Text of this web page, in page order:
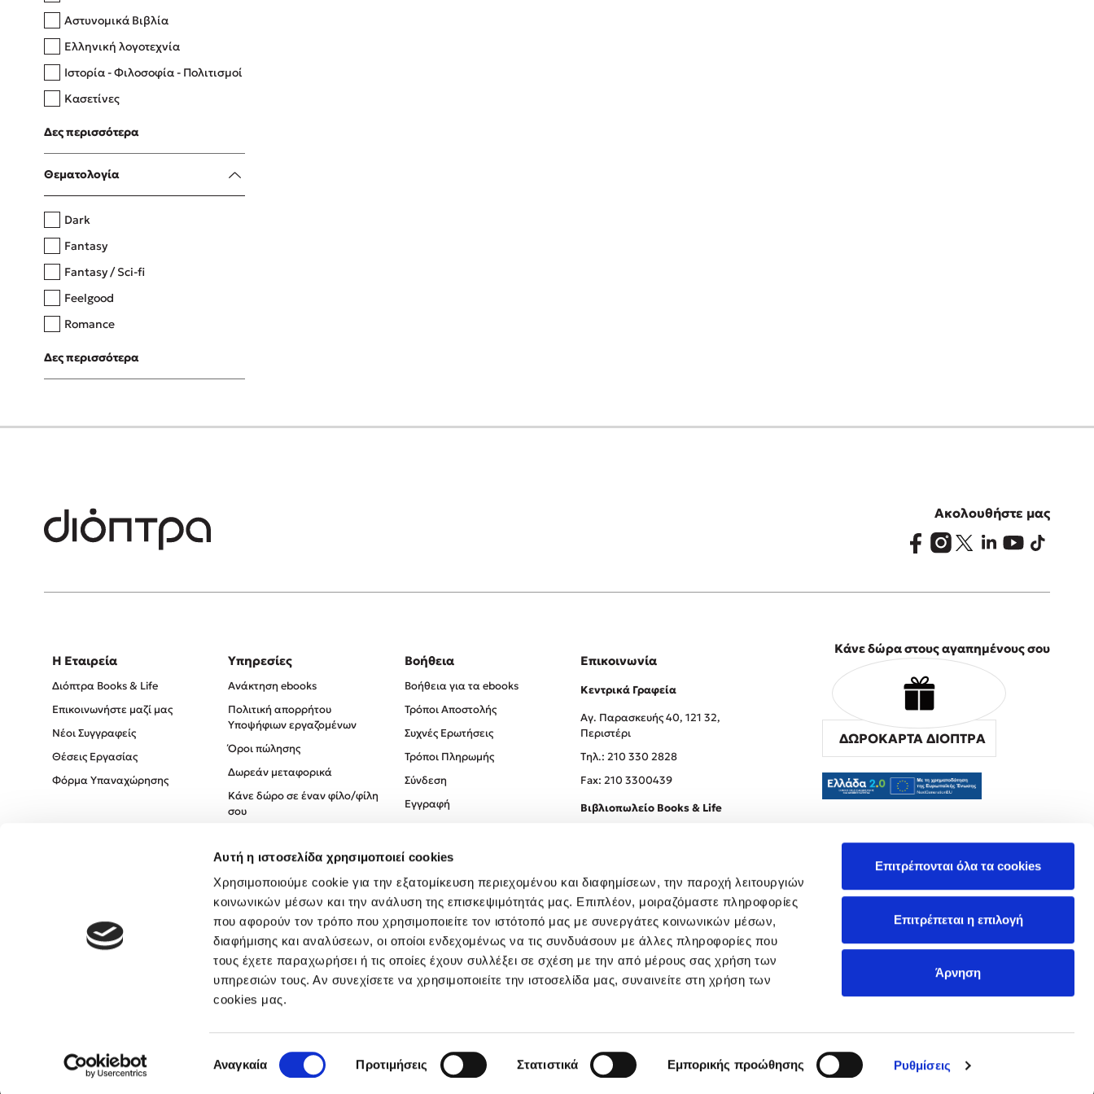
Αυτή η ιστοσελίδα χρησιμοποιεί cookies
Χρησιμοποιούμε cookie για την εξατομίκευση περιεχομένου και διαφημίσεων, την παροχή λειτουργιών
κοινωνικών μέσων και την ανάλυση της επισκεψιμότητάς μας. Επιπλέον, μοιραζόμαστε πληροφορίες
που αφορούν τον τρόπο που χρησιμοποιείτε τον ιστότοπό μας με συνεργάτες κοινωνικών μέσων,
διαφήμισης και αναλύσεων, οι οποίοι ενδεχομένως να τις συνδυάσουν με άλλες πληροφορίες που
τους έχετε παραχωρήσει ή τις οποίες έχουν συλλέξει σε σχέση με την από μέρους σας χρήση των
υπηρεσιών τους. Αν συνεχίσετε να χρησιμοποιείτε την ιστοσελίδα μας, συναινείτε στη χρήση των
cookies μας.
συγκατάθεσης
Αναγκαία Προτιμήσεις Στατιστικά Εμπορικής προώθησης Ρυθμίσεις
Επιτρέπονται όλα τα cookies
Επιτρέπεται η επιλογή
Άρνηση
Δανάη Δεληγεώργη
Πάνω, κάτω, μπροστά, πίσω
Η μέθοδος Αφήστε τους
Αστυνομικά Βιβλία
Ελληνική λογοτεχνία
Ιστορία - Φιλοσοφία - Πολιτισμοί
Κασετίνες
Λευκώματα - Έγχρωμοι οδηγοί
Μαγειρική
Δες περισσότερα
Θεματολογία
Dark
Fantasy
Fantasy / Sci-fi
Feelgood
Romance
Upmarket
Young Adult
Δες περισσότερα
Ακολουθήστε μας
Η Εταιρεία
Διόπτρα Books & Life
Επικοινωνήστε μαζί μας
Νέοι Συγγραφείς
Θέσεις Εργασίας
Φόρμα Υπαναχώρησης
Υπηρεσίες
Ανάκτηση ebooks
Πολιτική απορρήτου
Υποψήφιων εργαζομένων
Όροι πώλησης
Δωρεάν μεταφορικά
Κάνε δώρο σε έναν φίλο/φίλη
σου
Πολιτική Απορρήτου
Όροι χρήσης
Βοήθεια
Βοήθεια για τα ebooks
Τρόποι Αποστολής
Συχνές Ερωτήσεις
Τρόποι Πληρωμής
Σύνδεση
Εγγραφή
Επικοινωνία
Κεντρικά Γραφεία
Αγ. Παρασκευής 40, 121 32,
Περιστέρι
Tηλ.: 210 330 2828
Fax: 210 3300439
Βιβλιοπωλείο Books & Life
Κάνε δώρα στους αγαπημένους σου
ΔΩΡΟΚΑΡΤΑ ΔΙΟΠΤΡΑ
Created by Powered by